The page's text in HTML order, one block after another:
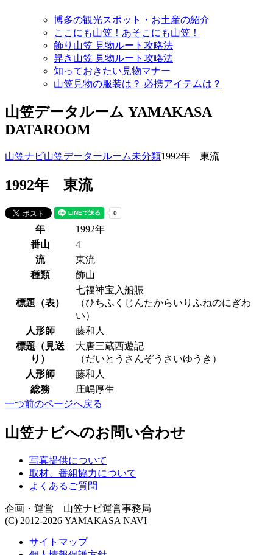
博多の観光スポット・お土産の紹介
ここにも山笠！あそこにも山笠！
飾り山笠 見物ルート攻略法
舁き山笠 見物ルート攻略法
知っておきたい見物マナー
山笠見物の服装は？ 必携アイテムは？
山笠データルーム YAMAKASA
DATAROOM
山笠ナビ山笠データールーム未分類1992年 東流
1992年 東流
年
1992年
番山
4
流
東流
種類
飾山
標題（表）
七福神宝入船賑
（ひちふくじんたからいりふねのにぎわ
い）
人形師
藤和人
標題（見送
り）
大唐三蔵西遊記
（だいとうさんぞうさいゆうき）
人形師
藤和人
総務
庄嶋厚生
一つ前のページへ戻る
山笠ナビへのお問い合わせ
写真提供について
取材、番組協力について
よくあるご質問
企画・運営 山笠ナビ運営事務局
(C) 2012-2026 YAMAKASA NAVI
サイトマップ